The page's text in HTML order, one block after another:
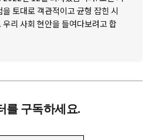
을 토대로 객관적이고 균형 잡힌 시
우리 사회 현안을 들여다보려고 합
를 구독하세요.